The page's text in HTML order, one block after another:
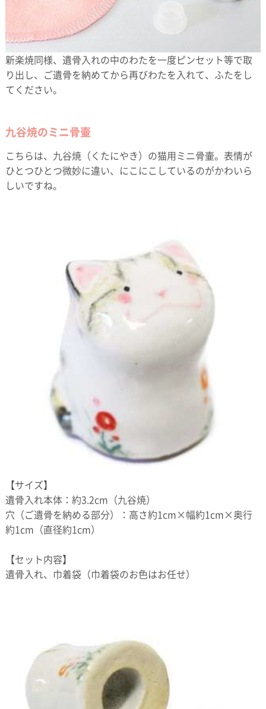
新楽焼同様、遺骨入れの中のわたを一度ピンセット等で取
り出し、ご遺骨を納めてから再びわたを入れて、ふたをし
てください。
九谷焼のミニ骨壷
こちらは、九谷焼（くたにやき）の猫用ミニ骨壷。表情が
ひとつひとつ微妙に違い、にこにこしているのがかわいら
しいですね。
【サイズ】
遺骨入れ本体：約3.2cm（九谷焼）
穴（ご遺骨を納める部分）：高さ約1cm×幅約1cm×奥行
約1cm（直径約1cm）
【セット内容】
遺骨入れ、巾着袋（巾着袋のお色はお任せ）